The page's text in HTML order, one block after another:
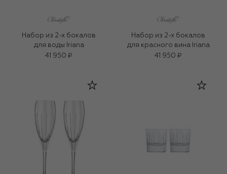
Набор из 2-х бокалов
для воды Iriana
41 950 ₽
Набор из 2-х бокалов
для красного вина Iriana
41 950 ₽